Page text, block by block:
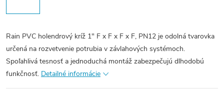
Rain PVC holendrový kríž 1" F x F x F x F, PN12 je odolná tvarovka
určená na rozvetvenie potrubia v závlahových systémoch.
Spoľahlivá tesnosť a jednoduchá montáž zabezpečujú dlhodobú
funkčnosť. Detailné informácie